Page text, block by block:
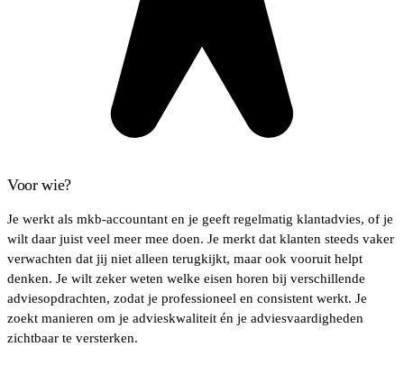
Voor wie?
Je werkt als mkb-accountant en je geeft regelmatig klantadvies, of je
wilt daar juist veel meer mee doen. Je merkt dat klanten steeds vaker
verwachten dat jij niet alleen terugkijkt, maar ook vooruit helpt
denken. Je wilt zeker weten welke eisen horen bij verschillende
adviesopdrachten, zodat je professioneel en consistent werkt. Je
zoekt manieren om je advieskwaliteit én je adviesvaardigheden
zichtbaar te versterken.